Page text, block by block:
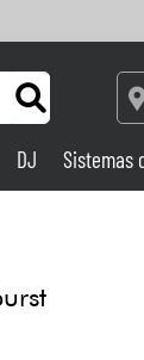
DJ Sistemas